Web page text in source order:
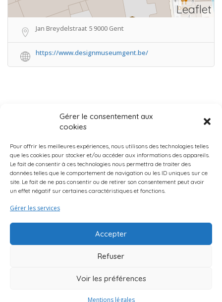
Gérer le consentement aux
cookies
Pour offrir les meilleures expériences, nous utilisons des technologies telles
que les cookies pour stocker et/ou accéder aux informations des appareils.
Le fait de consentir à ces technologies nous permettra de traiter des
données telles que le comportement de navigation ou les ID uniques sur ce
site. Le fait de ne pas consentir ou de retirer son consentement peut avoir
un effet négatif sur certaines caractéristiques et fonctions.
Gérer les services
Accepter
Refuser
Voir les préférences
Mentions légales
Leaflet
Jan Breydelstraat 5 9000 Gent
https://www.designmuseumgent.be/
Page d’accueil Qui Sommes-Nous ?
Mentions légales
Suggestions d’activités
Curio Endroits & Histoires